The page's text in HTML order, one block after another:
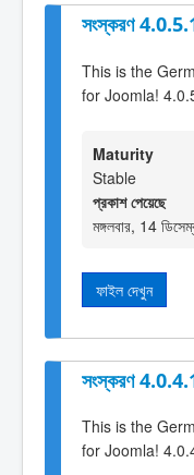
সংস্করণ
This is the
for Joomla!
Maturity
Stable
প্রকাশ পেয়েছে
মঙ্গলবার, 14
ফাইল দেখুন
সংস্করণ
This is the
for Joomla!